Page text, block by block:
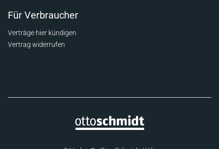
Für Verbraucher
Verträge hier kündigen
Vertrag widerrufen